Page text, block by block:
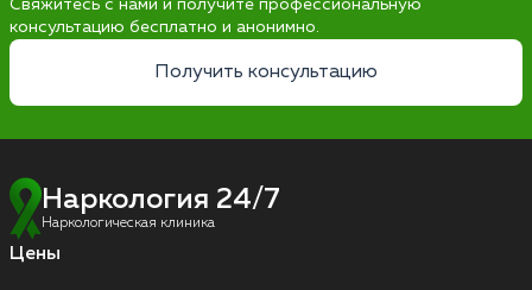
Свяжитесь с нами и получите профессиональную
консультацию бесплатно и анонимно.
Получить консультацию
Наркология 24/7
Наркологическая клиника
Цены